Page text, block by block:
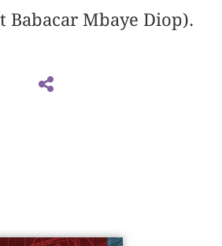
­Babacar Mbaye Diop).